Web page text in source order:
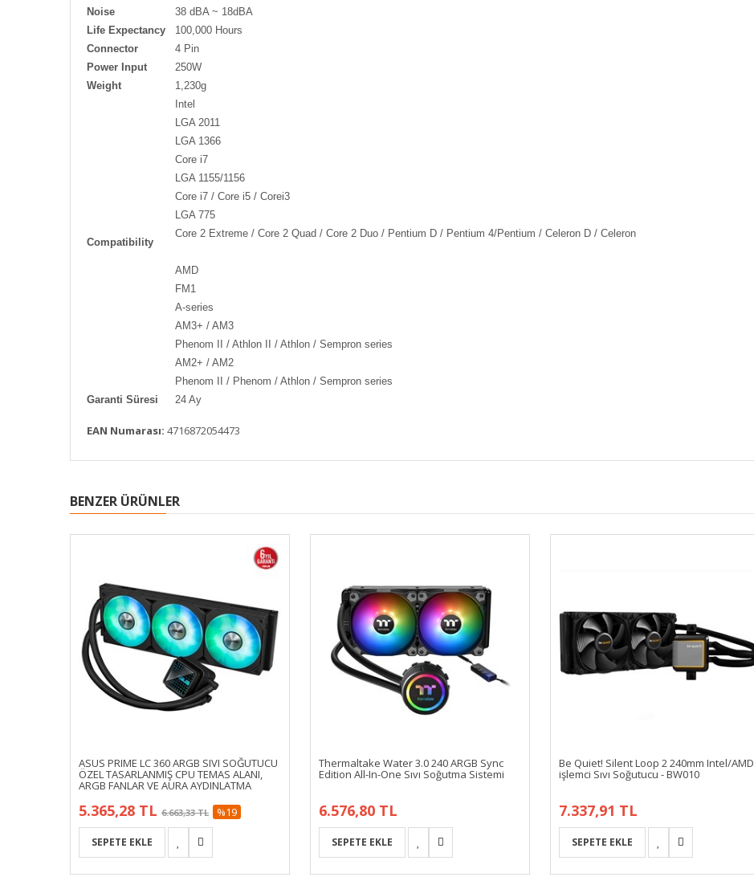
Noise
38 dBA ~ 18dBA
Life Expectancy
100,000 Hours
Connector
4 Pin
Power Input
250W
Weight
1,230g
Compatibility
Intel
LGA 2011
LGA 1366
Core i7
LGA 1155/1156
Core i7 / Core i5 / Corei3
LGA 775
Core 2 Extreme / Core 2 Quad / Core 2 Duo / Pentium D / Pentium 4/Pentium / Celeron D / Celeron
AMD
FM1
A-series
AM3+ / AM3
Phenom II / Athlon II / Athlon / Sempron series
AM2+ / AM2
Phenom II / Phenom / Athlon / Sempron series
Garanti Süresi
24 Ay
EAN Numarası: 4716872054473
BENZER ÜRÜNLER
ASUS PRIME LC 360 ARGB SIVI SOĞUTUCU
ÖZEL TASARLANMIŞ CPU TEMAS ALANI,
ARGB FANLAR VE AURA AYDINLATMA
5.365,28 TL 6.663,33 TL %19
Thermaltake Water 3.0 240 ARGB Sync
Edition All-In-One Sıvı Soğutma Sistemi
6.576,80 TL
Be Quiet! Silent Loop 2 240mm Intel/AMD
işlemci Sıvı Soğutucu - BW010
7.337,91 TL